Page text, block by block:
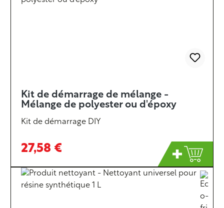
Kit de démarrage de mélange -
Mélange de polyester ou d'époxy
Kit de démarrage DIY
27,58 €